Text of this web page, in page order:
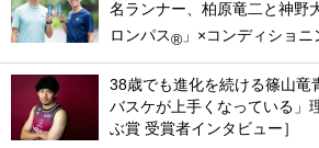
名ランナー、柏原竜二と神野
ロンパス® 」×コンディショニ
38歳でも進化を続ける篠山竜
バスケが上手くなっている」
ぶ賞 受賞者インタビュー］